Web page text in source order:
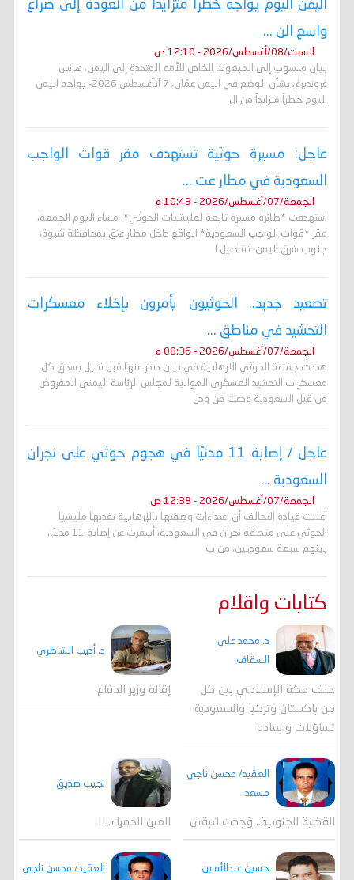
اليمن اليوم يواجه خطراً متزايداً من العودة إلى صراع
واسع الن ...
السبت/08/أغسطس/2026 - 12:10 ص
بيان منسوب إلى المبعوث الخاص للأمم المتحدة إلى اليمن، هانس
غروندبرغ، بشأن الوضع في اليمن عمّان، 7 آبأغسطس 2026- يواجه اليمن
اليوم خطراً متزايداً من ال
عاجل: مسيرة حوثية تستهدف مقر قوات الواجب
السعودية في مطار عت ...
الجمعة/07/أغسطس/2026 - 10:43 م
استهدفت *طائرة مسيرة تابعة لمليشيات الحوثي*، مساء اليوم الجمعة،
مقر *قوات الواجب السعودية* الواقع داخل مطار عتق بمحافظة شبوة،
جنوب شرق اليمن. تفاصيل ا
تصعيد جديد.. الحوثيون يأمرون بإخلاء معسكرات
التحشيد في مناطق ...
الجمعة/07/أغسطس/2026 - 08:36 م
هددت جماعة الحوثي الارهابية في بيان صدر عنها قبل قليل بسحق كل
معسكرات التحشيد العسكري الموالية لمجلس الرئاسة اليمني المفروض
من قبل السعودية ودعت من وص
عاجل / إصابة 11 مدنيًا في هجوم حوثي على نجران
السعودية ...
الجمعة/07/أغسطس/2026 - 12:38 ص
أعلنت قيادة التحالف أن اعتداءات وصفتها بالإرهابية نفذتها مليشيا
الحوثي على منطقة نجران في السعودية، أسفرت عن إصابة 11 مدنيًا،
بينهم سبعة سعوديين، من ب
كتابات واقلام
د. محمد علي
السقاف
حلف مكة الإسلامي بين كل
من باكستان وتركيا والسعودية
تساؤلات وابعاده
د. أديب الشاطري
إقالة وزير الدفاع
العقيد/ محسن ناجي
مسعد
القضية الجنوبية.. وُجدت لتبقى
نجيب صديق
العين الحمراء..!!
حسين عبدالله بن
العقيد/ محسن ناجي